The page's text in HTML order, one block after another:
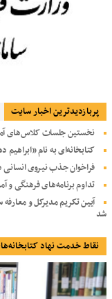
پربازديدترين اخبار سایت
نخستین جلسات کلاس‌های
کتابخانه‌ای به نام
فراخوان جذب نیروی انسانی
تداوم برنامه‌های فرهنگی و
آیین تکریم مدیرکل و
شد
نقاط خدمت نهاد